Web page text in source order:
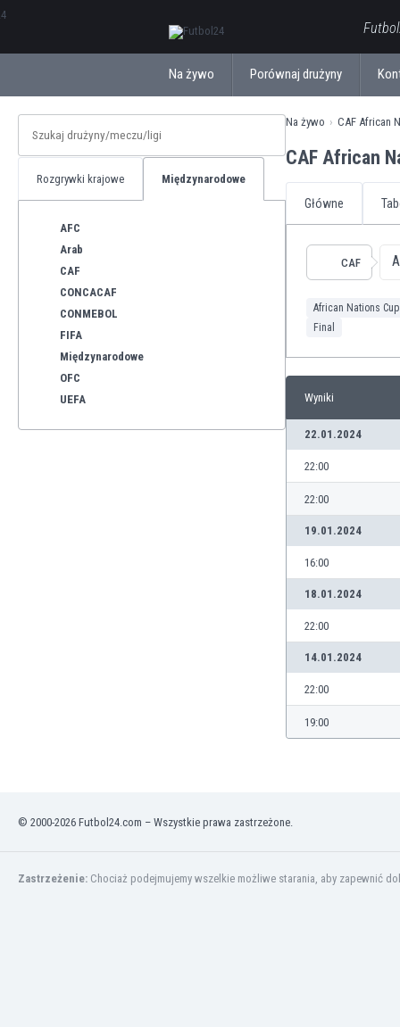
Na żywo Porównaj drużyny
Rozgrywki krajowe Międzynarodowe
AFC
Arab
CAF
CONCACAF
CONMEBOL
FIFA
Międzynarodowe
OFC
UEFA
Na żywo CAF African
CAF African
Główne
CAF
African Nations Cup
Final
Wyniki
22.01.2024
22:00
22:00
19.01.2024
16:00
18.01.2024
22:00
14.01.2024
22:00
19:00
© 2000-2026 Futbol24.com – Wszystkie prawa zastrzeżone.
Zastrzeżenie: Chociaż podejmujemy wszelkie możliwe starania, aby zapewnić